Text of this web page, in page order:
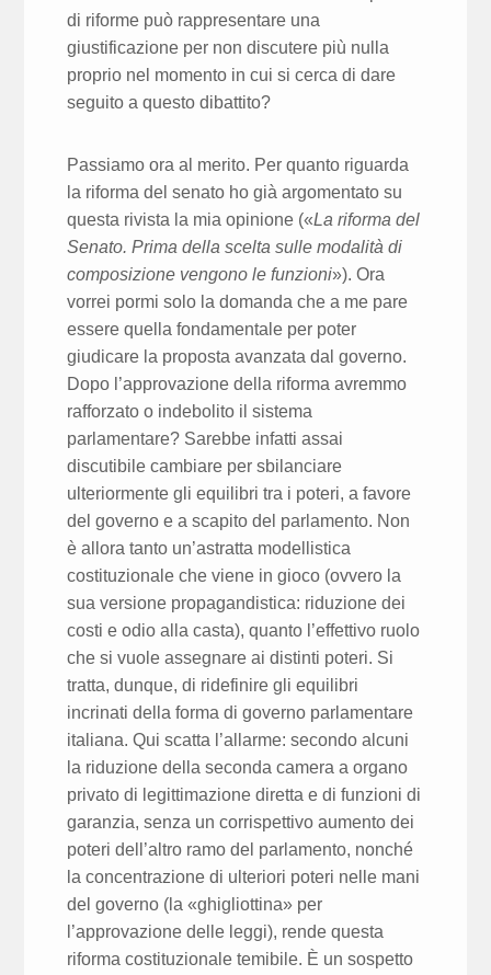
di riforme può rappresentare una
giustificazione per non discutere più nulla
proprio nel momento in cui si cerca di dare
seguito a questo dibattito?
Passiamo ora al merito. Per quanto riguarda
la riforma del senato ho già argomentato su
questa rivista la mia opinione («La riforma del
Senato. Prima della scelta sulle modalità di
composizione vengono le funzioni»). Ora
vorrei pormi solo la domanda che a me pare
essere quella fondamentale per poter
giudicare la proposta avanzata dal governo.
Dopo l’approvazione della riforma avremmo
rafforzato o indebolito il sistema
parlamentare? Sarebbe infatti assai
discutibile cambiare per sbilanciare
ulteriormente gli equilibri tra i poteri, a favore
del governo e a scapito del parlamento. Non
è allora tanto un’astratta modellistica
costituzionale che viene in gioco (ovvero la
sua versione propagandistica: riduzione dei
costi e odio alla casta), quanto l’effettivo ruolo
che si vuole assegnare ai distinti poteri. Si
tratta, dunque, di ridefinire gli equilibri
incrinati della forma di governo parlamentare
italiana. Qui scatta l’allarme: secondo alcuni
la riduzione della seconda camera a organo
privato di legittimazione diretta e di funzioni di
garanzia, senza un corrispettivo aumento dei
poteri dell’altro ramo del parlamento, nonché
la concentrazione di ulteriori poteri nelle mani
del governo (la «ghigliottina» per
l’approvazione delle leggi), rende questa
riforma costituzionale temibile. È un sospetto